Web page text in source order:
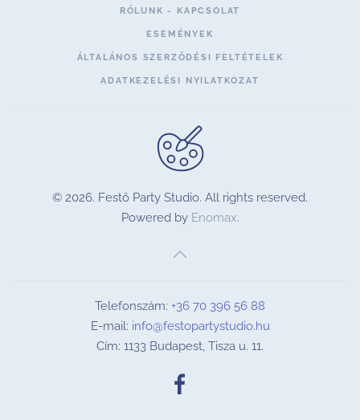
RÓLUNK - KAPCSOLAT
ESEMÉNYEK
ÁLTALÁNOS SZERZŐDÉSI FELTÉTELEK
ADATKEZELÉSI NYILATKOZAT
© 2026. Festő Party Studio. All rights reserved.
Powered by Enomax.
Telefonszám: +36 70 396 56 88
E-mail: info@festopartystudio.hu
Cím: 1133 Budapest, Tisza u. 11.